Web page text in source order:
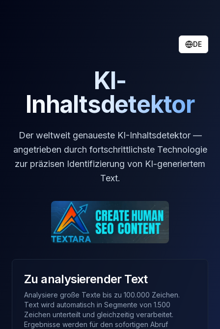
DE
KI-
Inhaltsdetektor
Der weltweit genaueste KI-Inhaltsdetektor —
angetrieben durch fortschrittlichste Technologie
zur präzisen Identifizierung von KI-generiertem
Text.
Zu analysierender Text
Analysiere große Texte bis zu 100.000 Zeichen.
Text wird automatisch in Segmente von 1.500
Zeichen unterteilt und gleichzeitig verarbeitet.
Ergebnisse werden für den sofortigen Abruf